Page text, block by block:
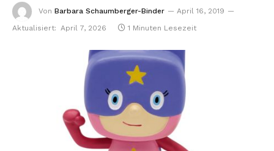
Von Barbara Schaumberger-Binder
April 16, 2019
Aktualisiert: April 7, 2026 1 Minuten Lesezeit